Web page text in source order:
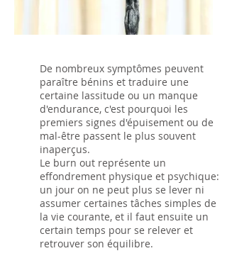
De nombreux symptômes peuvent
paraître bénins et traduire une
certaine lassitude ou un manque
d'endurance, c'est pourquoi les
premiers signes d'épuisement ou de
mal-être passent le plus souvent
inaperçus.
Le burn out représente un
effondrement physique et psychique:
un jour on ne peut plus se lever ni
assumer certaines tâches simples de
la vie courante, et il faut ensuite un
certain temps pour se relever et
retrouver son équilibre.